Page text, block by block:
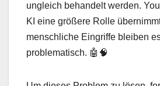
ungleich behandelt werden.
KI eine größere Rolle
menschliche Eingriffe bleiben
problematisch. 🤖🧠